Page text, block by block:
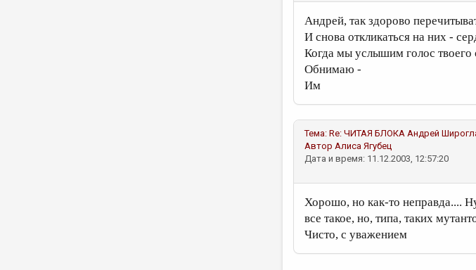
Андрей, так здорово
И снова откликаться на них -
Когда мы услышим голос твоего
Обнимаю -
Им
Тема: Re: ЧИТАЯ БЛОКА Андрей
Автор Алиса Ягубец
Дата и время: 11.12.2003, 12:57:20
Хорошо, но как-то неправда....
все такое, но, типа, таких
Чисто, с уважением